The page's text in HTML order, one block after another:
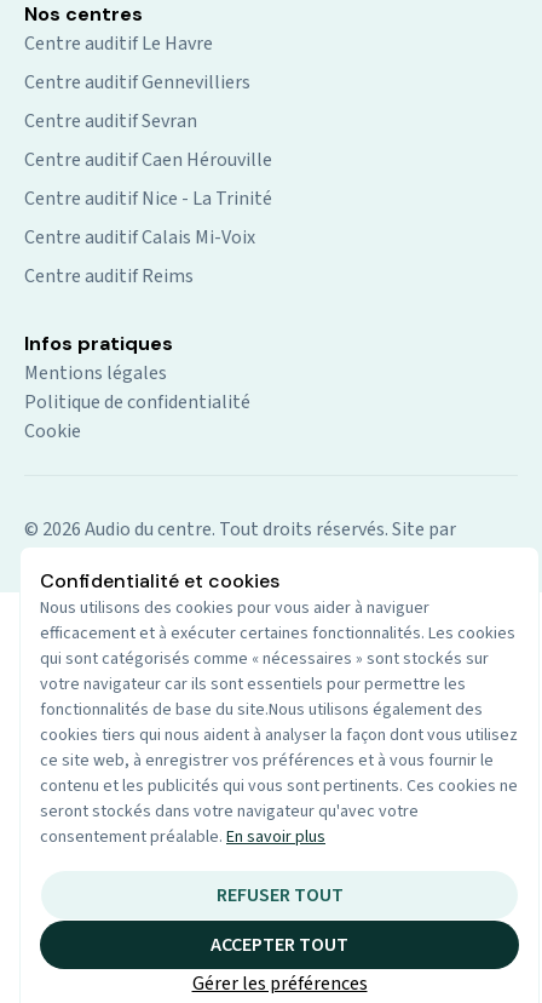
Confidentialité et cookies
Nous utilisons des cookies pour vous aider à naviguer
efficacement et à exécuter certaines fonctionnalités. Les cookies
qui sont catégorisés comme « nécessaires » sont stockés sur
votre navigateur car ils sont essentiels pour permettre les
fonctionnalités de base du site.Nous utilisons également des
cookies tiers qui nous aident à analyser la façon dont vous utilisez
ce site web, à enregistrer vos préférences et à vous fournir le
contenu et les publicités qui vous sont pertinents. Ces cookies ne
seront stockés dans votre navigateur qu'avec votre
consentement préalable. En savoir plus
REFUSER TOUT
ACCEPTER TOUT
Gérer les préférences
Infos pratiques
Mentions légales
Politique de confidentialité
Cookie
Nos centres
Centre auditif Le Havre
Centre auditif Gennevilliers
Centre auditif Sevran
Centre auditif Caen Hérouville
Centre auditif Nice - La Trinité
Centre auditif Calais Mi-Voix
Centre auditif Reims
© 2026 Audio du centre. Tout droits réservés.Site par